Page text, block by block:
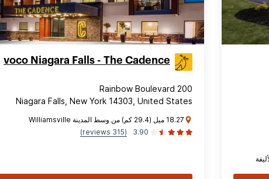
voco Niagara Falls - The Cadence
200 Rainbow Boulevard
Niagara Falls, New York 14303, United States
18.27 ميل (29.4 كم) من وسط المدينة Williamsville
3.90
(315 reviews)